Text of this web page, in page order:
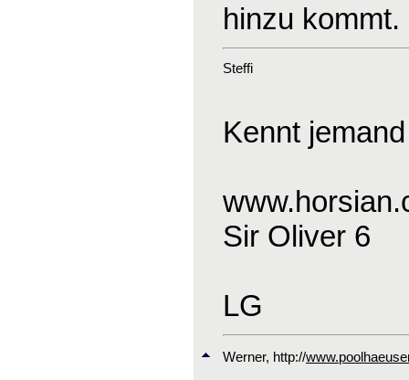
hinzu kommt.
Steffi
Kennt
Sir Oliver 6
LG
Werner, http://